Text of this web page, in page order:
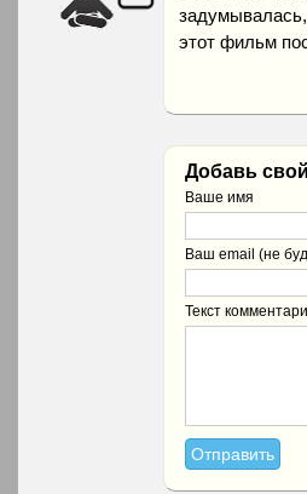
этот фильм
Добавь
Ваше имя
Ваш email (не
Текст